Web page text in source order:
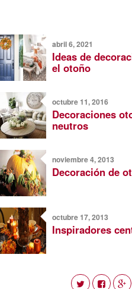
abril 6, 2021
Ideas de
el otoño
octubre 11, 2016
Decoraciones
neutros
noviembre 4, 2013
Decoración de
octubre 17, 2013
Inspiradores